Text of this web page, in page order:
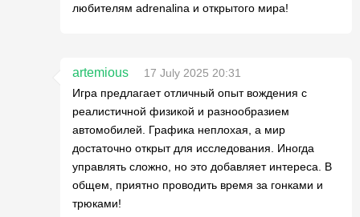
любителям adrenalina и открытого мира!
artemious
17 July 2025 20:31
Игра предлагает отличный опыт вождения с
реалистичной физикой и разнообразием
автомобилей. Графика неплохая, а мир
достаточно открыт для исследования. Иногда
управлять сложно, но это добавляет интереса. В
общем, приятно проводить время за гонками и
трюками!